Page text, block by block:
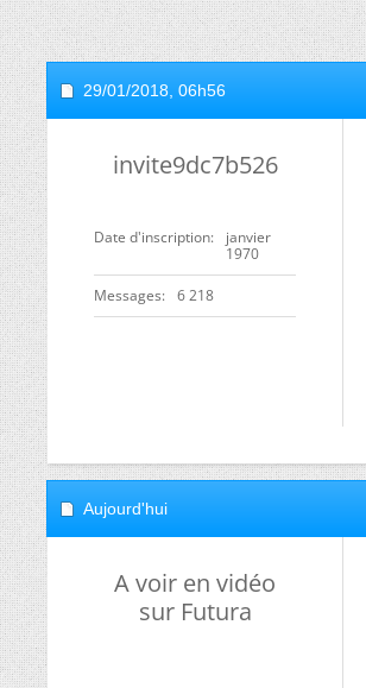
29/01/2018, 06h56
invite9dc7b526
Date d'inscription
janvier
1970
Messages 6 218
Aujourd'hui
A voir en vidéo
sur Futura